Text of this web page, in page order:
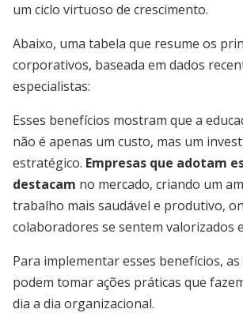
um ciclo virtuoso de crescimento.
Abaixo, uma tabela que resume os
corporativos, baseada em dados
especialistas:
Esses benefícios mostram que a
não é apenas um custo, mas um
estratégico. Empresas que adotam
destacam no mercado, criando um
trabalho mais saudável e produtivo,
colaboradores se sentem valorizados
Para implementar esses benefícios,
podem tomar ações práticas que
dia a dia organizacional.